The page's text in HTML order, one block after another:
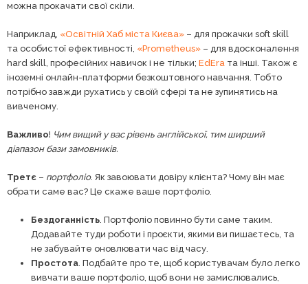
можна прокачати свої скіли.
Наприклад, «Освітній Хаб міста Києва» – для прокачки soft skill
та особистої ефективності, «Prometheus» – для вдосконалення
hard skill, професійних навичок і не тільки; EdEra та інші. Також є
іноземні онлайн-платформи безкоштовного навчання. Тобто
потрібно завжди рухатись у своїй сфері та не зупинятись на
вивченому.
Важливо! Чим вищий у вас рівень англійської, тим ширший
діапазон бази замовників.
Третє – портфоліо. Як завоювати довіру клієнта? Чому він має
обрати саме вас? Це скаже ваше портфоліо.
Бездоганність. Портфоліо повинно бути саме таким.
Додавайте туди роботи і проєкти, якими ви пишаєтесь, та
не забувайте оновлювати час від часу.
Простота. Подбайте про те, щоб користувачам було легко
вивчати ваше портфоліо, щоб вони не замислювались,